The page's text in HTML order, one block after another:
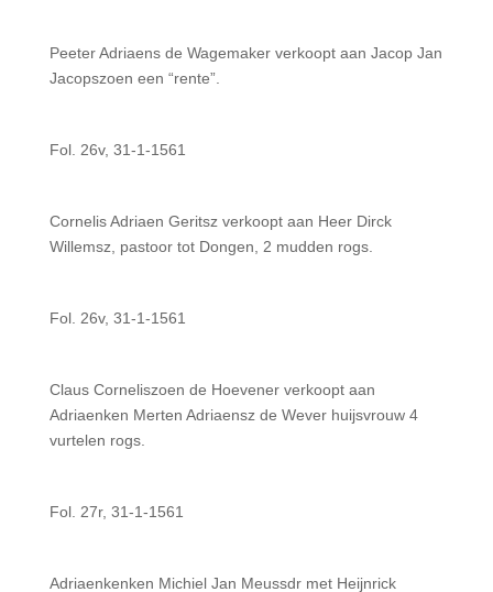
Peeter Adriaens de Wagemaker verkoopt aan Jacop Jan
Jacopszoen een “rente”.
Fol. 26v, 31-1-1561
Cornelis Adriaen Geritsz verkoopt aan Heer Dirck
Willemsz, pastoor tot Dongen, 2 mudden rogs.
Fol. 26v, 31-1-1561
Claus Corneliszoen de Hoevener verkoopt aan
Adriaenken Merten Adriaensz de Wever huijsvrouw 4
vurtelen rogs.
Fol. 27r, 31-1-1561
Adriaenkenken Michiel Jan Meussdr met Heijnrick